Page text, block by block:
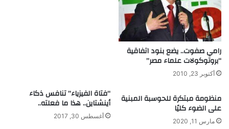
ي
ة
ف
ي
ن
ا
ا
ل
أ
م
ذ
ه
ل
ي
ك
ك
ت
ج
رامي صفوت.. يضع بنود اتفاقية
“بروتوكولات علماء مصر”
أكتوبر 23, 2010
منظومة مبتكرة للحوسبة المبنية
على الضوء كليًا
مارس 11, 2020
“فتاة الفيزياء” تنافس ذكاء
أينشتاين.. هذا ما فعلته..
أغسطس 30, 2017